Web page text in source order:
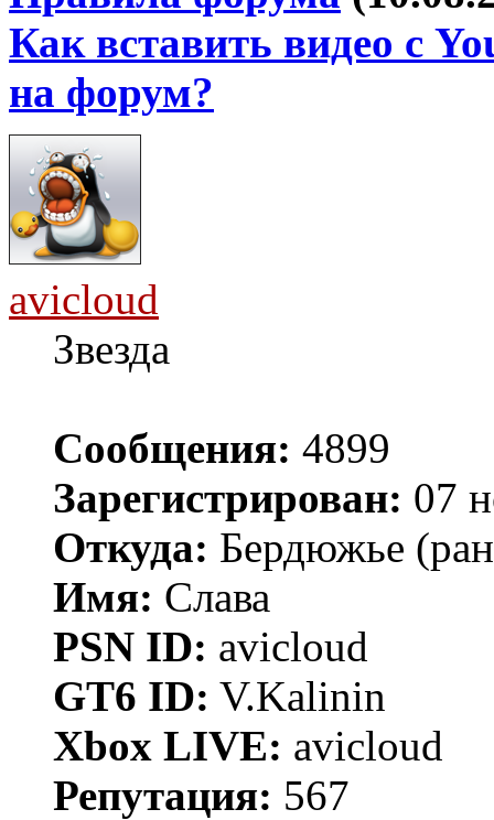
Как вставить видео с
на форум?
avicloud
Звезда
Сообщения: 4899
Зарегистрирован: 07
Откуда: Бердюжье
Имя: Слава
PSN ID: avicloud
GT6 ID: V.Kalinin
Xbox LIVE: avicloud
Репутация: 567